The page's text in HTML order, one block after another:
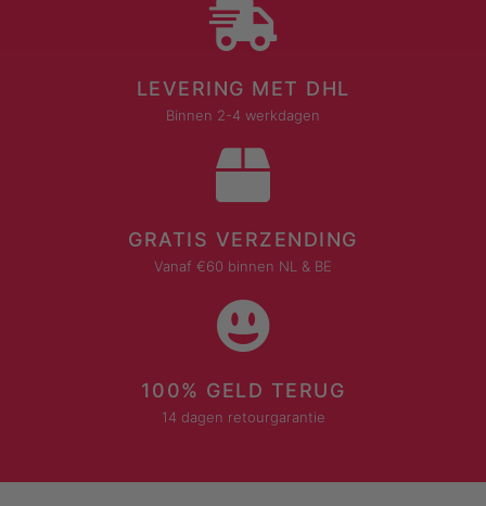
LEVERING MET DHL
Binnen 2-4 werkdagen
GRATIS VERZENDING
Vanaf €60 binnen NL & BE
100% GELD TERUG
14 dagen retourgarantie